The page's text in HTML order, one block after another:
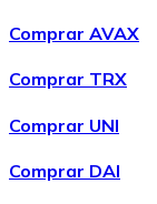
Comprar AVAX
Comprar TRX
Comprar UNI
Comprar DAI